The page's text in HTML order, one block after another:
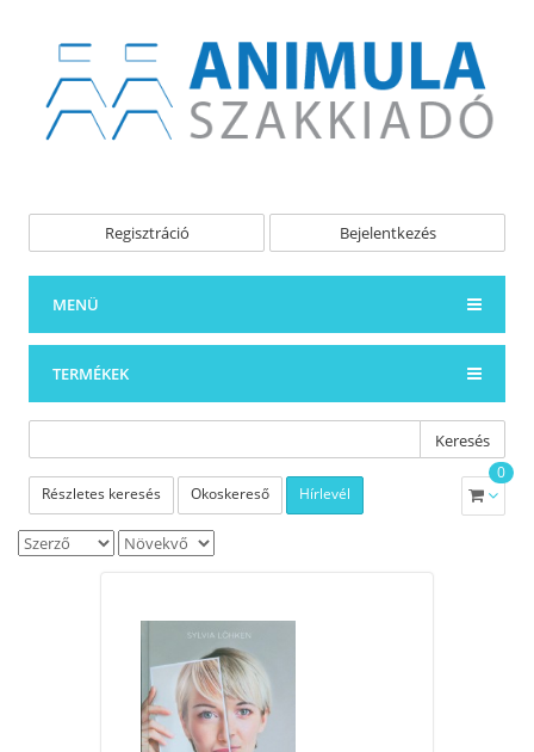
Regisztráció Bejelentkezés
MENÜ
TERMÉKEK
Keresés
Részletes keresés Okoskereső Hírlevél
0